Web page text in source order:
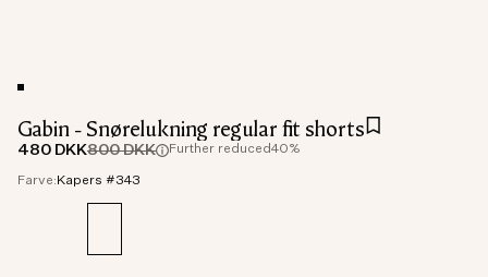
Gabin - Snørelukning regular fit shorts
480 DKK800 DKK Further reduced40%
Farve: Kapers #343